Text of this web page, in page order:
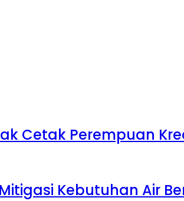
Cetak Perempuan
Kebutuhan Air